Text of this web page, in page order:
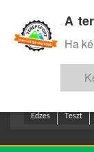
Edzes Teszt
A
Ha